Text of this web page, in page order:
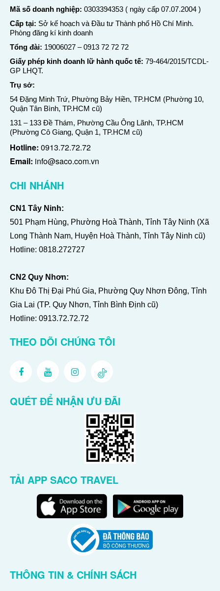
Mã số doanh nghiệp: 0303394353 ( ngày cấp 07.07.2004 )
Cấp tại: Sở kế hoạch và Đầu tư Thành phố Hồ Chí Minh.
Phòng đăng kí kinh doanh
Tổng đài: 19006027 –0913 72 72 72
Giấy phép kinh doanh lữ hành quốc tế: 79-464/2015/TCDL-
GP LHQT.
Trụ sở:
54 Đặng Minh Trứ, Phường Bảy Hiền, TP.HCM (Phường 10,
Quận Tân Bình, TP.HCM cũ)
131 – 133 Đề Thám, Phường Cầu Ông Lãnh, TP.HCM
(Phường Cô Giang, Quận 1, TP.HCM cũ)
Hotline: 0913.72.72.72
Email: info@saco.com.vn
CHI NHÁNH
CN1 Tây Ninh:
501 Phạm Hùng, Phường Hoà Thành, Tỉnh Tây Ninh (Xã
Long Thành Nam, Huyện Hoà Thành, Tỉnh Tây Ninh cũ)
Hotline: 0818.272727
CN2 Quy Nhơn:
Khu Đô Thị Đại Phú Gia, Phường Quy Nhơn Đông, Tỉnh
Gia Lai (TP. Quy Nhơn, Tỉnh Bình Định cũ)
Hotline: 0913.72.72.72
THEO DÕI CHÚNG TÔI
QUÉT ĐỂ NHẬN ƯU ĐÃI
TẢI APP SACO TRAVEL
THÔNG TIN & CHÍNH SÁCH